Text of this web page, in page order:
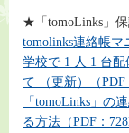
★「tomoLinks」
tomolinks連絡帳マ
学校で 1 人 1 台
て （更新）（PDF
「tomoLinks」の
る方法（PDF：